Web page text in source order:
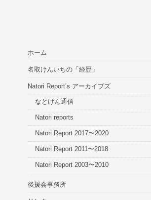
ホーム
名取けんいちの「経歴」
Natori Report’s アーカイブズ
なとけん通信
Natori reports
Natori Report 2017〜2020
Natori Report 2011〜2018
Natori Report 2003〜2010
後援会事務所